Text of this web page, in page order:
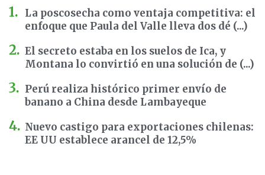
La poscosecha como ventaja competitiva: el
enfoque que Paula del Valle lleva dos dé (...)
El secreto estaba en los suelos de Ica, y
Montana lo convirtió en una solución de (...)
Perú realiza histórico primer envío de
banano a China desde Lambayeque
Nuevo castigo para exportaciones chilenas:
EE UU establece arancel de 12,5%